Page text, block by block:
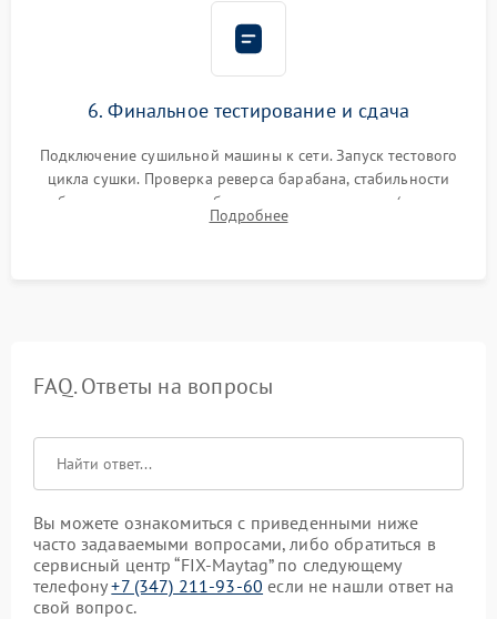
6. Финальное тестирование и сдача
Подключение сушильной машины к сети. Запуск тестового
цикла сушки. Проверка реверса барабана, стабильности
набора температуры, работы дренажного насоса (откачка
конденсата) и отсутствия посторонних скрипов, стуков или
Подробнее
FAQ. Ответы на вопросы
Вы можете ознакомиться с приведенными ниже
часто задаваемыми вопросами, либо обратиться в
сервисный центр “FIX-Maytag” по следующему
телефону+7 (347) 211-93-60 если не нашли ответ на
свой вопрос.